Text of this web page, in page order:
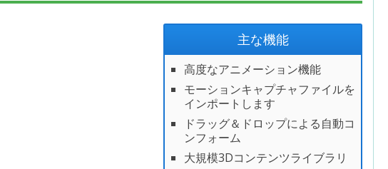
主な機能
高度なアニメーション機能
モーションキャプチャファイルを
インポートします
ドラッグ＆ドロップによる自動コ
ンフォーム
大規模3Dコンテンツライブラリ